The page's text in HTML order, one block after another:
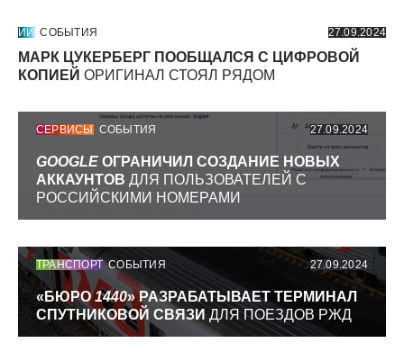
ИИ СОБЫТИЯ 27.09.2024
МАРК ЦУКЕРБЕРГ ПООБЩАЛСЯ С ЦИФРОВОЙ
КОПИЕЙ ОРИГИНАЛ СТОЯЛ РЯДОМ
СЕРВИСЫ СОБЫТИЯ 27.09.2024
GOOGLE ОГРАНИЧИЛ СОЗДАНИЕ НОВЫХ
АККАУНТОВ ДЛЯ ПОЛЬЗОВАТЕЛЕЙ С
РОССИЙСКИМИ НОМЕРАМИ
ТРАНСПОРТ СОБЫТИЯ 27.09.2024
«БЮРО1440» РАЗРАБАТЫВАЕТ ТЕРМИНАЛ
СПУТНИКОВОЙ СВЯЗИ ДЛЯ ПОЕЗДОВ РЖД